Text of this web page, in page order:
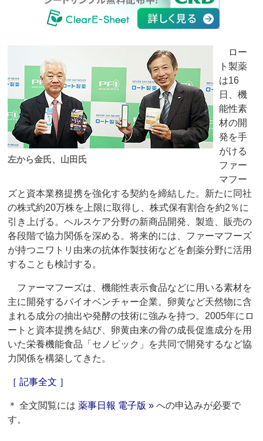
左から金氏、山田氏
ロー
ト製薬
は16
日、機
能性素
材の開
発を手
がける
ファー
マフー
ズと資本業務提携を強化する契約を締結した。新たに同社
の株式約20万株を上限に取得し、株式保有割合を約2％に
引き上げる。ヘルスケア分野の新商品開発、製造、販売の
各段階で協力関係を深める。将来的には、ファーマフーズ
が持つニワトリ由来の抗体作製技術などを創薬分野に活用
することも検討する。
ファーマフーズは、機能性表示食品などに用いる素材を
主に開発するバイオベンチャー企業。卵黄など天然物に含
まれる成分の抽出や発酵の技術に強みを持つ。2005年にロ
ートと資本提携を結び、卵黄由来の骨の成長促進成分を用
いた栄養機能食品「セノビック」を共同で開発するなど協
力関係を構築してきた。
［ 記事全文 ］
＊ 全文閲覧には薬事日報 電子版 » への申込みが必要で
す。